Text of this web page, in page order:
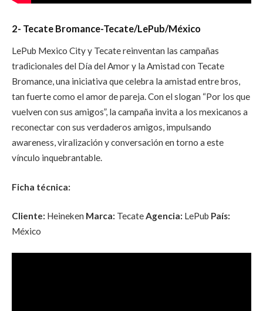
2- Tecate Bromance-Tecate/LePub/México
LePub Mexico City y Tecate reinventan las campañas
tradicionales del Día del Amor y la Amistad con Tecate
Bromance, una iniciativa que celebra la amistad entre bros,
tan fuerte como el amor de pareja. Con el slogan “Por los que
vuelven con sus amigos”, la campaña invita a los mexicanos a
reconectar con sus verdaderos amigos, impulsando
awareness, viralización y conversación en torno a este
vínculo inquebrantable.
Ficha técnica:
Cliente: Heineken Marca: TecateAgencia: LePub País:
México